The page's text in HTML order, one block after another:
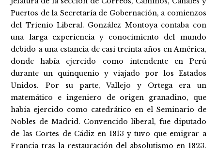
Puertos de la Secretaría de Gobernación, a comienzos
del Trienio Liberal. González Montoya contaba con
una larga experiencia y conocimiento del mundo
debido a una estancia de casi treinta años en América,
donde había ejercido como intendente en Perú
durante un quinquenio y viajado por los Estados
Unidos. Por su parte, Vallejo y Ortega era un
matemático e ingeniero de origen granadino, que
había ejercido como catedrático en el Seminario de
Nobles de Madrid. Convencido liberal, fue diputado
de las Cortes de Cádiz en 1813 y tuvo que emigrar a
Francia tras la restauración del absolutismo en 1823.